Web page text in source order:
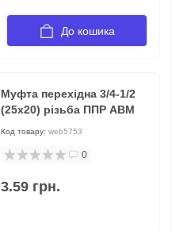
До кошика
Муфта перехідна 3/4-1/2
(25х20) різьба ППР АВМ
Код товару: web5753
0
3.59 грн.